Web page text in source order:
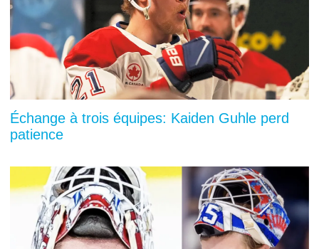
Échange à trois équipes: Kaiden Guhle perd
patience